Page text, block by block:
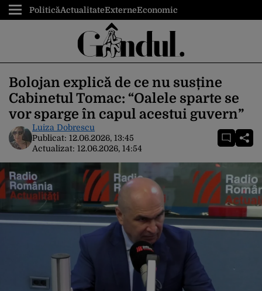
PoliticăActualitateExterneEconomic
Bolojan explică de ce nu susține
Cabinetul Tomac: “Oalele sparte se
vor sparge în capul acestui guvern”
Luiza Dobrescu
Publicat: 12.06.2026, 13:45
Actualizat: 12.06.2026, 14:54